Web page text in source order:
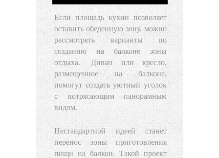
Если площадь кухни позволяет
оставить обеденную зону, можно
рассмотреть варианты по
созданию на балконе зоны
отдыха.
Диван или кресло,
размещенное на балконе,
помогут создать уютный уголок
с потрясающим панорамным
видом.
Нестандартной идеей станет
перенос зоны приготовления
пищи на балкон. Такой проект